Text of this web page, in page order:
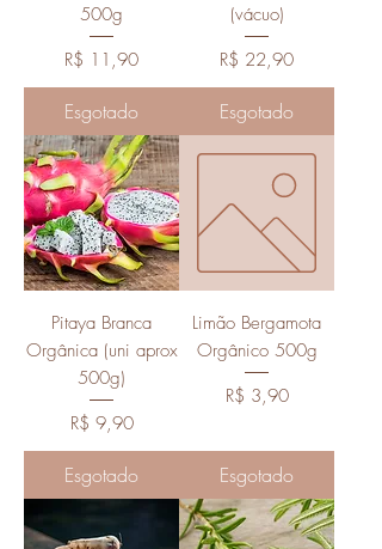
500g
Preço
R$ 11,90
Esgotado
(vácuo)
Preço
R$ 22,90
Esgotado
Pitaya Branca
Orgânica (uni aprox
500g)
Preço
R$ 9,90
Esgotado
Limão Bergamota
Orgânico 500g
Preço
R$ 3,90
Esgotado